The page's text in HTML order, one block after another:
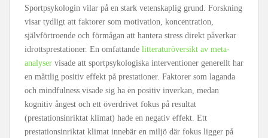
Sportpsykologin vilar på en stark vetenskaplig grund. Forskning
visar tydligt att faktorer som motivation, koncentration,
självförtroende och förmågan att hantera stress direkt påverkar
idrottsprestationer. En omfattande litteraturöversikt av meta-
analyser visade att sportpsykologiska interventioner generellt har
en måttlig positiv effekt på prestationer. Faktorer som laganda
och mindfulness visade sig ha en positiv inverkan, medan
kognitiv ångest och ett överdrivet fokus på resultat
(prestationsinriktat klimat) hade en negativ effekt. Ett
prestationsinriktat klimat innebär en miljö där fokus ligger på